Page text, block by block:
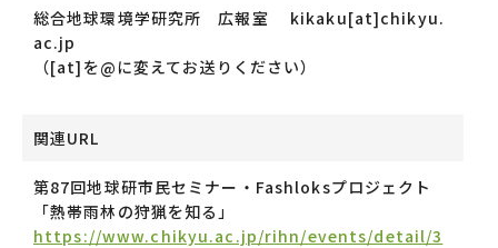
総合地球環境学研究所 広報室 kikaku[at]chikyu.
ac.jp
（[at]を@に変えてお送りください）
関連URL
第87回地球研市民セミナー・Fashloksプロジェクト
「熱帯雨林の狩猟を知る」
https://www.chikyu.ac.jp/rihn/events/detail/3